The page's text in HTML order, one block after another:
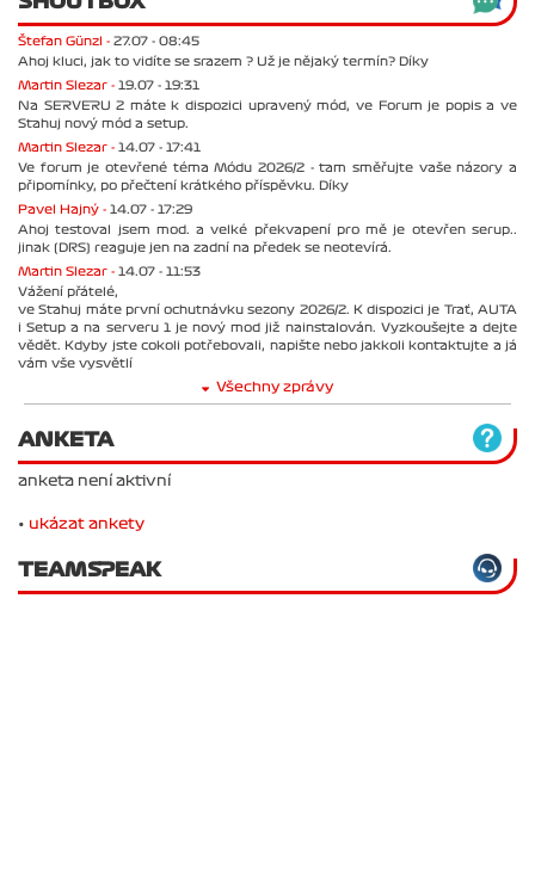
Štefan Günzl - 27.07 - 08:45
Ahoj kluci, jak to vidíte se srazem ? Už je nějaký termín? Díky
Martin Slezar - 19.07 - 19:31
Na SERVERU 2 máte k dispozici upravený mód, ve Forum je popis a ve
Stahuj nový mód a setup.
Martin Slezar - 14.07 - 17:41
Ve forum je otevřené téma Módu 2026/2 - tam směřujte vaše názory a
připomínky, po přečtení krátkého příspěvku. Díky
Pavel Hajný - 14.07 - 17:29
Ahoj testoval jsem mod. a velké překvapení pro mě je otevřen serup..
jinak (DRS) reaguje jen na zadní na předek se neotevírá.
Martin Slezar - 14.07 - 11:53
Vážení přátelé,
ve Stahuj máte první ochutnávku sezony 2026/2. K dispozici je Trať, AUTA
i Setup a na serveru 1 je nový mod již nainstalován. Vyzkoušejte a dejte
vědět. Kdyby jste cokoli potřebovali, napište nebo jakkoli kontaktujte a já
vám vše vysvětlí
Všechny zprávy
ANKETA
anketa není aktivní
• ukázat ankety
TEAMSPEAK